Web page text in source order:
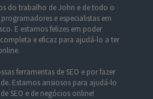
do trabalho de John e de todo o
e especialistas em
E estamos felizes em poder
e eficaz para ajudá-lo a ter
ferramentas de SEO e por fazer
Estamos ansiosos para ajudá-lo
SEO e de negócios online!